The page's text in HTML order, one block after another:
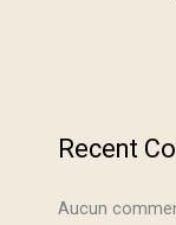
Recent
Aucun